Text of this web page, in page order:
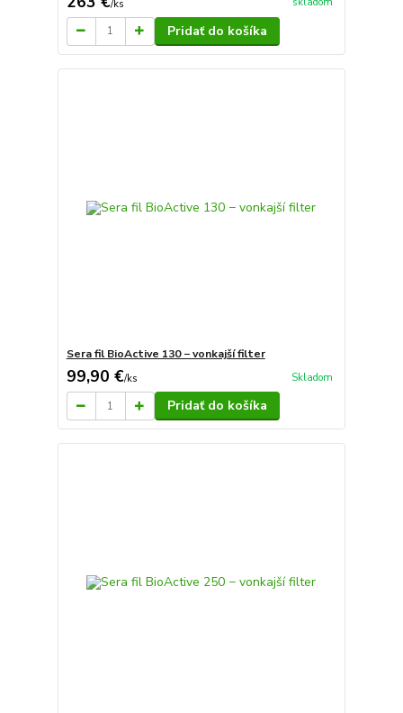
/ks
Pridať do košíka
Sera fil BioActive 130 − vonkajší filter
99,90 €/ks Skladom
Pridať do košíka